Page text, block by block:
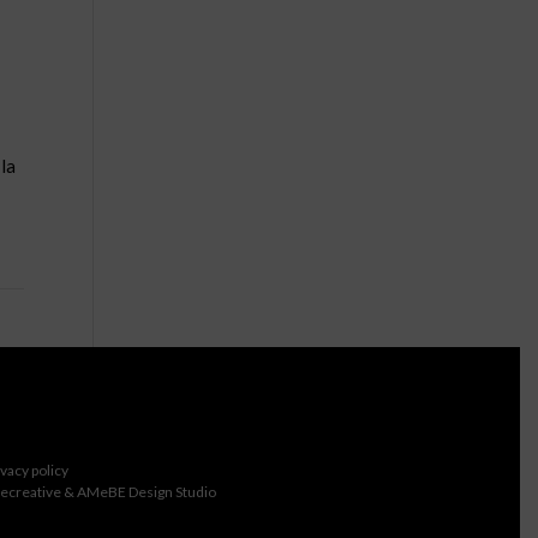
policy
& AMeBE Design Studio